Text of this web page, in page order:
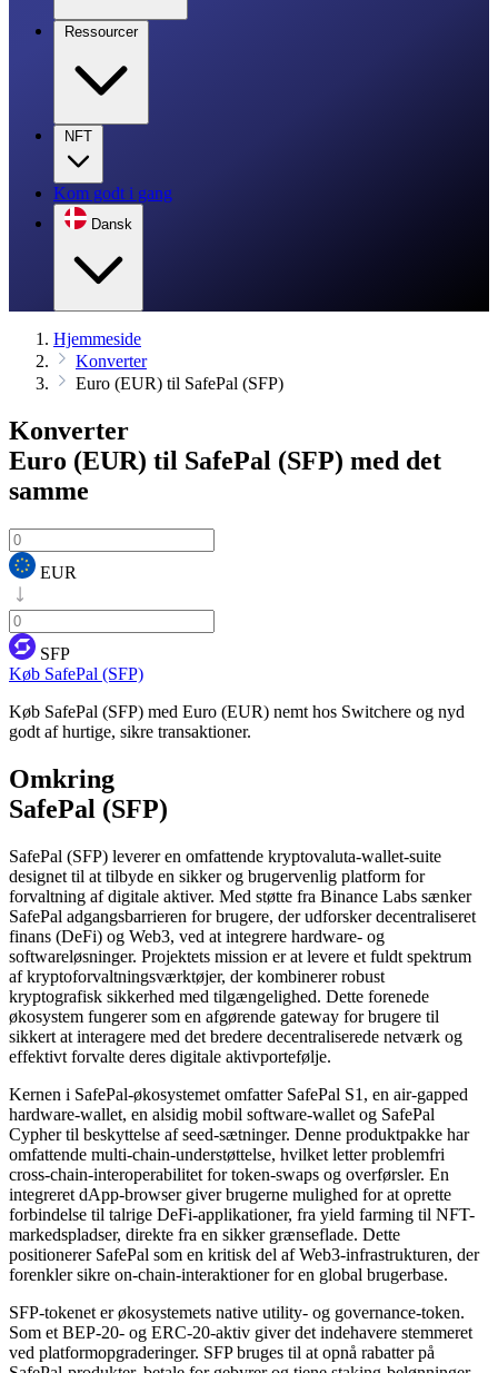
Ressourcer
NFT
Kom godt i gang
Dansk
Hjemmeside
Konverter
Euro (EUR) til SafePal (SFP)
Konverter
Euro (EUR) til SafePal (SFP) med det
samme
EUR
SFP
Køb SafePal (SFP)
Køb SafePal (SFP) med Euro (EUR) nemt hos Switchere og nyd
godt af hurtige, sikre transaktioner.
Omkring
SafePal (SFP)
SafePal (SFP) leverer en omfattende kryptovaluta-wallet-suite
designet til at tilbyde en sikker og brugervenlig platform for
forvaltning af digitale aktiver. Med støtte fra Binance Labs sænker
SafePal adgangsbarrieren for brugere, der udforsker decentraliseret
finans (DeFi) og Web3, ved at integrere hardware- og
softwareløsninger. Projektets mission er at levere et fuldt spektrum
af kryptoforvaltningsværktøjer, der kombinerer robust
kryptografisk sikkerhed med tilgængelighed. Dette forenede
økosystem fungerer som en afgørende gateway for brugere til
sikkert at interagere med det bredere decentraliserede netværk og
effektivt forvalte deres digitale aktivportefølje.
Kernen i SafePal-økosystemet omfatter SafePal S1, en air-gapped
hardware-wallet, en alsidig mobil software-wallet og SafePal
Cypher til beskyttelse af seed-sætninger. Denne produktpakke har
omfattende multi-chain-understøttelse, hvilket letter problemfri
cross-chain-interoperabilitet for token-swaps og overførsler. En
integreret dApp-browser giver brugerne mulighed for at oprette
forbindelse til talrige DeFi-applikationer, fra yield farming til NFT-
markedspladser, direkte fra en sikker grænseflade. Dette
positionerer SafePal som en kritisk del af Web3-infrastrukturen, der
forenkler sikre on-chain-interaktioner for en global brugerbase.
SFP-tokenet er økosystemets native utility- og governance-token.
Som et BEP-20- og ERC-20-aktiv giver det indehavere stemmeret
ved platformopgraderinger. SFP bruges til at opnå rabatter på